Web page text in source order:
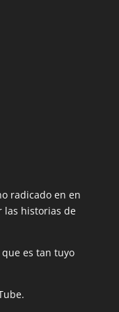
radicado en en
las historias de
es tan tuyo